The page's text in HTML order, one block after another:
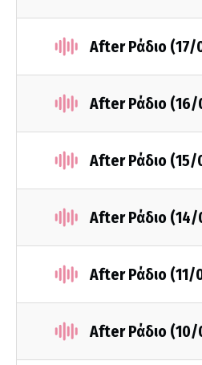
After Ράδιο (17/
After Ράδιο
After Ράδιο (15/
After Ράδιο
After Ράδιο (11/
After Ράδιο